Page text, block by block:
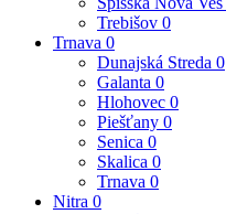
Trebišov 0
Trnava 0
Dunajská Streda 0
Galanta 0
Hlohovec 0
Piešťany 0
Senica 0
Skalica 0
Trnava 0
Nitra 0